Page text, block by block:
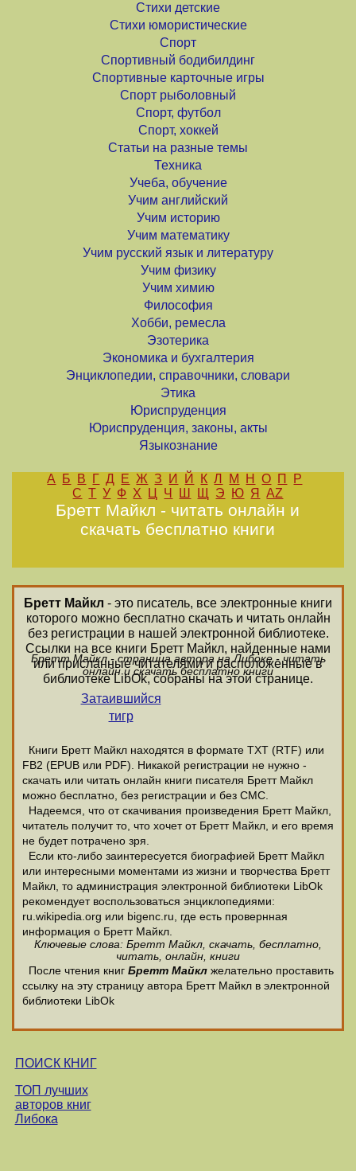
Стихи детские
Стихи юмористические
Спорт
Спортивный бодибилдинг
Спортивные карточные игры
Спорт рыболовный
Спорт, футбол
Спорт, хоккей
Статьи на разные темы
Техника
Учеба, обучение
Учим английский
Учим историю
Учим математику
Учим русский язык и литературу
Учим физику
Учим химию
Философия
Хобби, ремесла
Эзотерика
Экономика и бухгалтерия
Энциклопедии, справочники, словари
Этика
Юриспруденция
Юриспруденция, законы, акты
Языкознание
А Б В Г Д Е Ж З И Й К Л М Н О П
Р
С Т У Ф Х Ц Ч Ш Щ Э Ю Я AZ
Бретт Майкл - читать онлайн и
скачать бесплатно книги
Бретт Майкл - это писатель, все электронные книги
которого можно бесплатно скачать и читать онлайн
без регистрации в нашей электронной библиотеке.
Ссылки на все книги Бретт Майкл, найденные нами
или присланные читателями и расположенные в
библиотеке LibOk, собраны на этой странице.
Бретт Майкл - страница автора на Либоке - читать
онлайн и скачать бесплатно книги
Затаившийся
тигр
Книги Бретт Майкл находятся в формате ТХТ (RTF) или
FB2 (EPUB или PDF). Никакой регистрации не нужно -
скачать или читать онлайн книги писателя Бретт Майкл
можно бесплатно, без регистрации и без СМС.
Надеемся, что от скачивания произведения Бретт Майкл,
читатель получит то, что хочет от Бретт Майкл, и его время
не будет потрачено зря.
Если кто-либо заинтересуется биографией Бретт Майкл
или интересными моментами из жизни и творчества Бретт
Майкл, то администрация электронной библиотеки LibOk
рекомендует воспользоваться энциклопедиями:
ru.wikipedia.org или bigenc.ru, где есть провернная
информация о Бретт Майкл.
Ключевые слова: Бретт Майкл, скачать, бесплатно,
читать, онлайн, книги
После чтения книг Бретт Майкл желательно проставить
ссылку на эту страницу автора Бретт Майкл в электронной
библиотеки LibOk
ПОИСК КНИГ
ТОП лучших
авторов книг
Либока